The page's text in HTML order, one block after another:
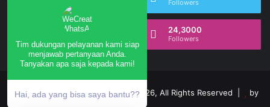
Followers
24,3000
Followers
annurngrukem.com © Copyright 2026, All Rights Reserved | by
menjawab pertanyaan Anda.
Tanyakan apa saja kepada kami!